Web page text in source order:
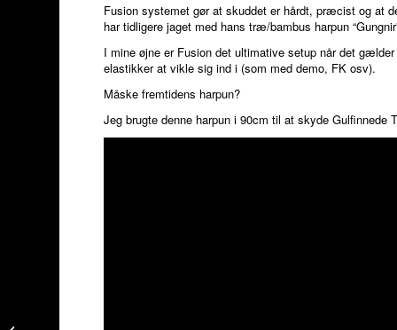
Fusion systemet gør at skuddet er hårdt, præcist og at
har tidligere jaget med hans træ/bambus harpun
I mine øjne er Fusion det ultimative setup når det
elastikker at vikle sig ind i (som med demo, FK osv).
Måske fremtidens harpun?
Jeg brugte denne harpun i 90cm til at skyde Gulfinnede